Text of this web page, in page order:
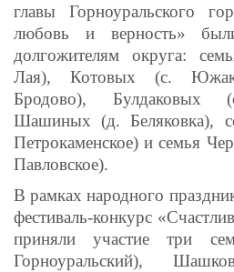
главы Горноуральского
любовь и верность»
долгожителям округа:
Лая), Котовых (с.
Бродово), Булдаковых
Шашиных (д. Беляковка),
Петрокаменское) и семья
Павловское).
В рамках народного
фестиваль-конкурс
приняли участие три
Горноуральский),